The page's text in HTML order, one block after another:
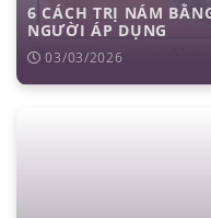
6 CÁCH TRỊ NÁM
NGƯỜI ÁP DỤNG
03/03/2026